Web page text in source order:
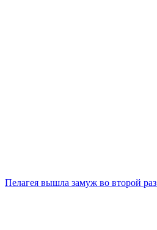
Пелагея вышла замуж во второй раз